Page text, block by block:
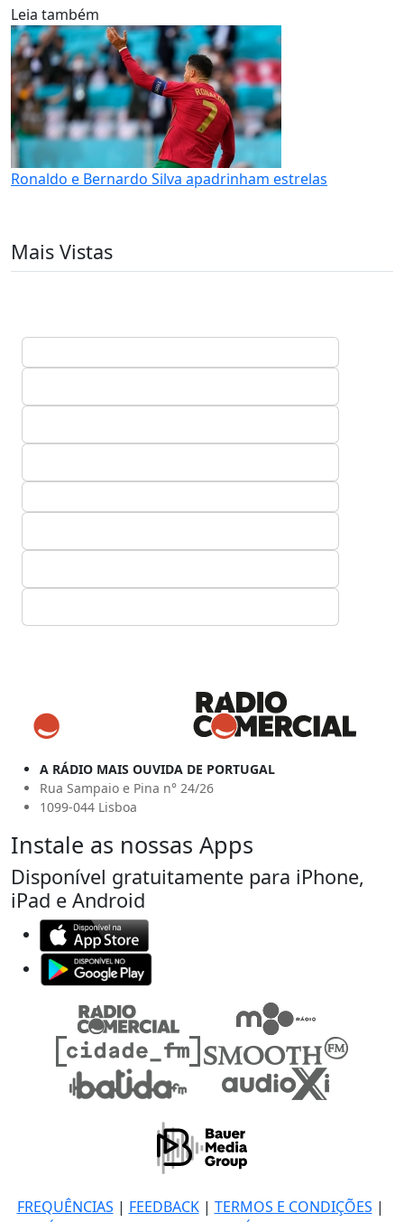
Leia também
Ronaldo e Bernardo Silva apadrinham estrelas
Mais Vistas
A RÁDIO MAIS OUVIDA DE PORTUGAL
Rua Sampaio e Pina n° 24/26
1099-044 Lisboa
Instale as nossas Apps
Disponível gratuitamente para iPhone,
iPad e Android
FREQUÊNCIAS | FEEDBACK| TERMOS E CONDIÇÕES |